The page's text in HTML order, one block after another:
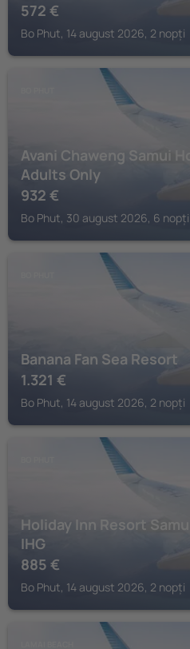
572 €
Bo Phut, 14 august 2026, 2 nopți
Avani Chaweng Samui
Adults Only
932 €
Bo Phut, 30 august 2026, 6 nopți
Banana Fan Sea Resort
1.321 €
Bo Phut, 14 august 2026, 2 nopți
Holiday Inn Resort
IHG
885 €
Bo Phut, 14 august 2026, 2 nopți